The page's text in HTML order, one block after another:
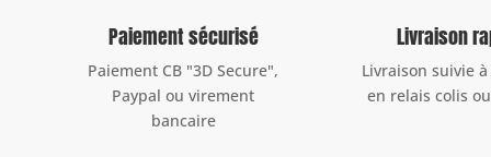
Paiement sécurisé
Paiement CB "3D Secure",
Paypal ou virement
bancaire
Livraison
Livraison suivie
en relais colis